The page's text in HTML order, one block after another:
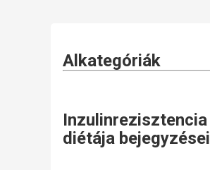
Alkategóriák
Inzulinrezisztencia
diétája bejegyzései